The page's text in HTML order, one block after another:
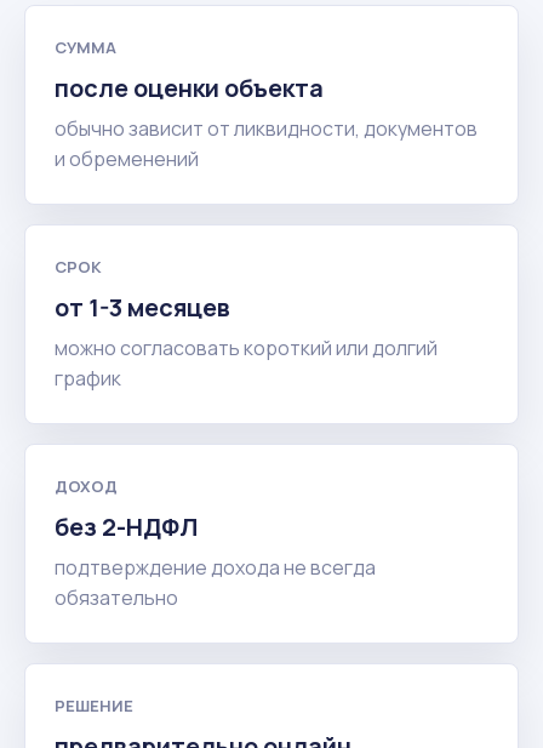
СУММА
после оценки объекта
обычно зависит от ликвидности, документов
и обременений
СРОК
от 1-3 месяцев
можно согласовать короткий или долгий
график
ДОХОД
без 2-НДФЛ
подтверждение дохода не всегда
обязательно
РЕШЕНИЕ